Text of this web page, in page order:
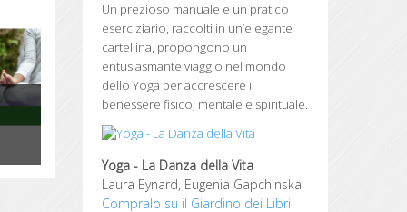
YOGA "La danza della
Vita"
Lo Yoga non è qualcosa da fare, è un
modo di essere, di vivere la propria
Un prezioso manuale e un pratico
eserciziario, raccolti in un’elegante
cartellina, propongono un
entusiasmante viaggio nel mondo
dello Yoga per accrescere il
benessere fisico, mentale e spirituale.
Yoga - La Danza della Vita
Laura Eynard, Eugenia Gapchinska
Compralo su il Giardino dei Libri